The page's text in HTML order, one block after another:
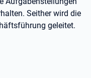
Seither wird die
geleitet.